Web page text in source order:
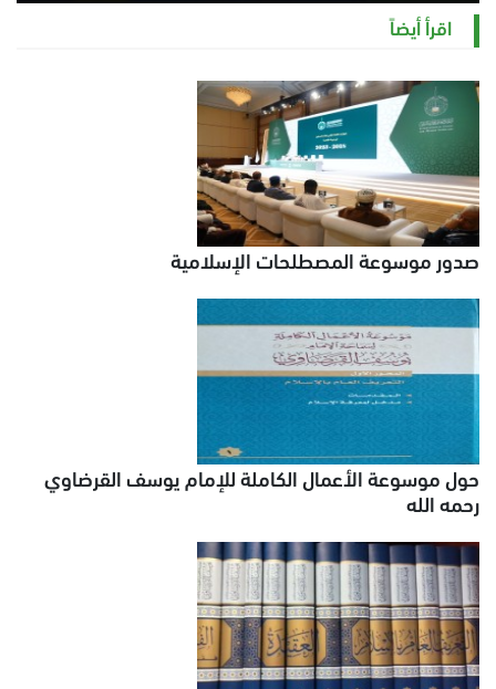
السبت 8 أغسطس 2026 11:21 ص
اقرأ أيضاً
صدور موسوعة المصطلحات الإسلامية
حول موسوعة الأعمال الكاملة للإمام يوسف القرضاوي
رحمه الله